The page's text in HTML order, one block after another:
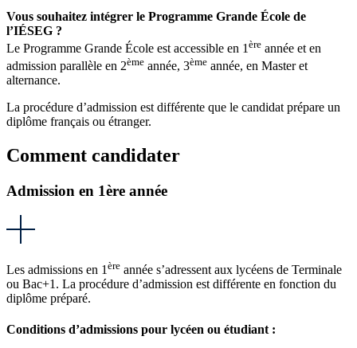
Vous souhaitez intégrer le Programme Grande École de
l’IÉSEG ?
Le Programme Grande École est accessible en 1 ère année et en
admission parallèle en 2ème année, 3ème année, en Master et
alternance.
La procédure d’admission est différente que le candidat prépare un
diplôme français ou étranger.
Comment candidater
Admission en 1ère année
Les admissions en 1 ère année s’adressent aux lycéens de Terminale
ou Bac+1. La procédure d’admission est différente en fonction du
diplôme préparé.
Conditions d’admissions pour lycéen ou étudiant :